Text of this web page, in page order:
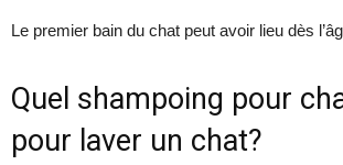
Le premier bain du chat peut avoir lieu dès
Quel shampoing pour
pour laver un chat?